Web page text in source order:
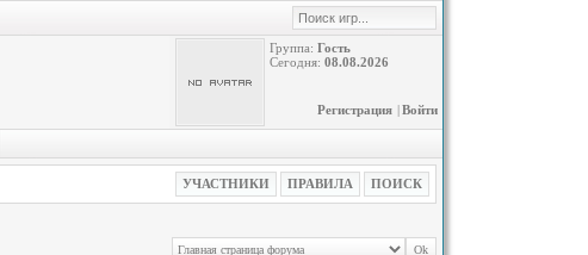
Группа: Гость
Сегодня: 08.08.2026
Войти
|
Регистрация
УЧАСТНИКИ ПРАВИЛА ПОИСК